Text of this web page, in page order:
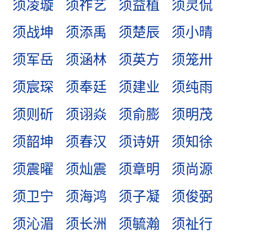
须凌璇
须祚艺 须益植
须灵侃
须战坤
须添禹 须楚辰
须小晴
须军岳
须涵林 须英方
须笼卅
须宸琛
须奉廷 须建业
须纯雨
须则斫
须诩焱 须俞膨
须明茂
须韶坤
须春汉 须诗妍
须知徐
须震曜
须灿震 须章明
须尚源
须卫宁
须海鸿 须子凝
须俊弼
须沁湄
须长洲 须毓瀚
须祉行